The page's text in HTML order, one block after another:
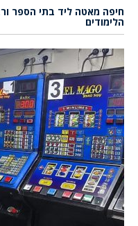
חיפה מאטה ליד בתי הספר
הלימודים